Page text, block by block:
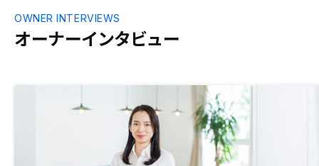
オーナーインタビュー
OWNER INTERVIEWS